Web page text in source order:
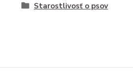
Starostlivosť o psov